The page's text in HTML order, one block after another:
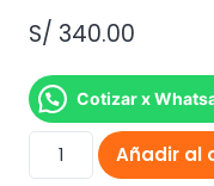
S/ 340.00
Cotizar x
Interruptor
Diferencial
Añadir al